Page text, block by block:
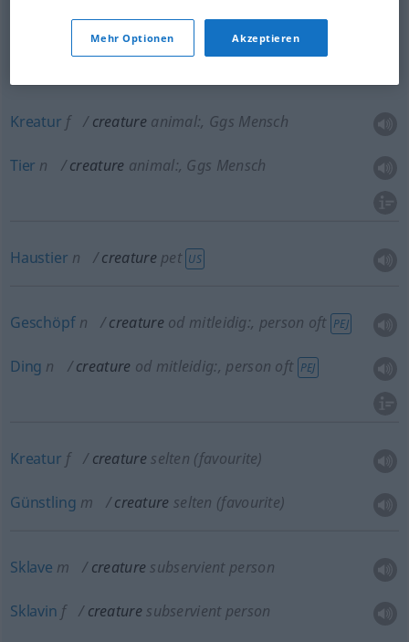
Kreatur f creature animal:, Ggs Mensch
Tier n creature animal:, Ggs Mensch
Haustier n creature pet US
Geschöpfn creature od mitleidig:, person oft PEJ
Ding n creature od mitleidig:, person oft PEJ
Kreatur f creature selten (favourite)
Günstling m creature selten (favourite)
Sklave m creature subservient person
Sklavin f creature subservient person
Mehr Optionen Akzeptieren